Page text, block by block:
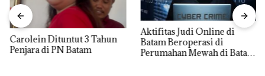
Carolein Dituntut 3 Tahun
Penjara di PN Batam
Aktifitas Judi Online di
Batam Beroperasi di
Perumahan Mewah di Batam